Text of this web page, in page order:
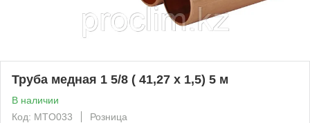
Труба медная 1 5/8 ( 41,27 x 1,5) 5 м
В наличии
Код: MTO033
Розница